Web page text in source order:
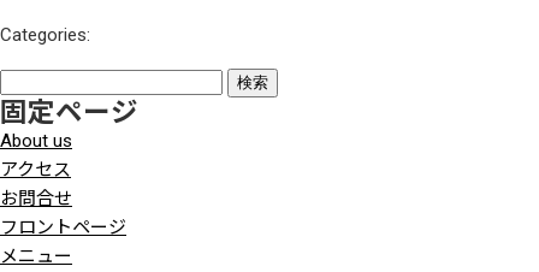
Categories:
索:
固定ページ
About us
アクセス
お問合せ
フロントページ
メニュー